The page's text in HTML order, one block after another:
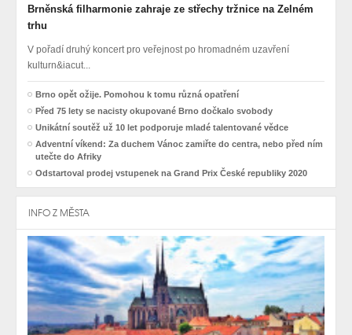
Brněnská filharmonie zahraje ze střechy tržnice na Zelném
trhu
V pořadí druhý koncert pro veřejnost po hromadném uzavření
kulturn&iacut...
Brno opět ožije. Pomohou k tomu různá opatření
Před 75 lety se nacisty okupované Brno dočkalo svobody
Unikátní soutěž už 10 let podporuje mladé talentované vědce
Adventní víkend: Za duchem Vánoc zamiřte do centra, nebo před ním
utečte do Afriky
Odstartoval prodej vstupenek na Grand Prix České republiky 2020
INFO Z MĚSTA